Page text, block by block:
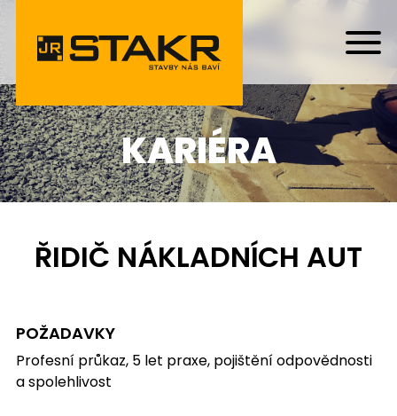
KARIÉRA
ŘIDIČ NÁKLADNÍCH AUT
POŽADAVKY
Profesní průkaz, 5 let praxe, pojištění odpovědnosti
a spolehlivost